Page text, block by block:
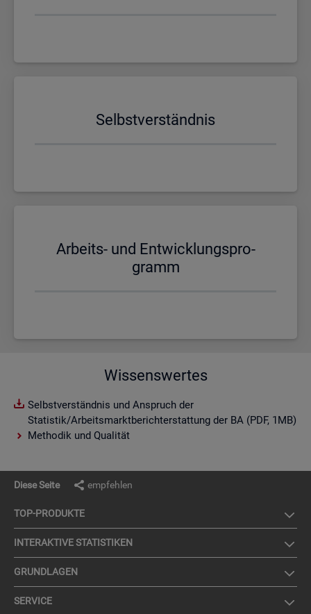
Selbst­ver­ständ­nis
Ar­beits- und Ent­wick­lungs­pro­
gramm
Wissenswertes
Selbstverständnis und Anspruch der
Statistik/Arbeitsmarktberichterstattung der BA (PDF, 1MB)
Methodik und Qualität
Diese Seite empfehlen
TOP-PRO­DUK­TE
IN­TER­AK­TI­VE STA­TIS­TI­KEN
GRUND­LA­GEN
SER­VICE